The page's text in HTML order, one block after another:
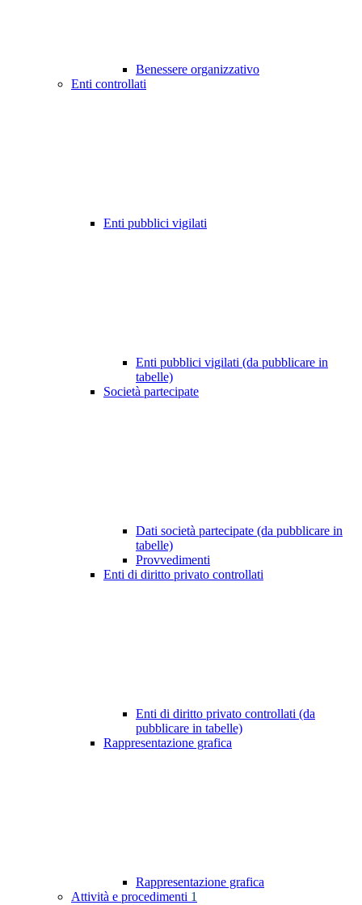
Benessere organizzativo
Enti controllati
Enti pubblici vigilati
Enti pubblici vigilati (da pubblicare in
tabelle)
Società partecipate
Dati società partecipate (da pubblicare in
tabelle)
Provvedimenti
Enti di diritto privato controllati
Enti di diritto privato controllati (da
pubblicare in tabelle)
Rappresentazione grafica
Rappresentazione grafica
Attività e procedimenti 1